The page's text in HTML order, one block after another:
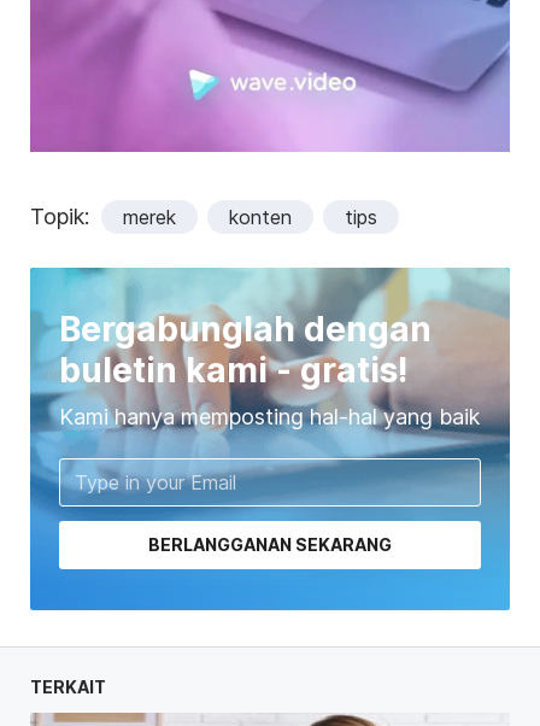
Topik: merek konten tips
Bergabunglah dengan
buletin kami - gratis!
Kami hanya memposting hal-hal yang baik
BERLANGGANAN SEKARANG
TERKAIT